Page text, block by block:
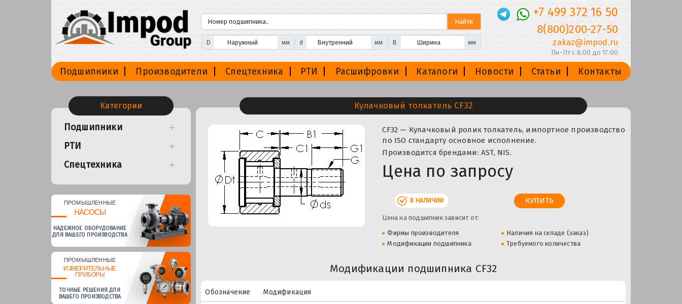
D мм d мм B мм
+7 499 372 16 50
8(800)200-27-50
zakaz@impod.ru
Пн-Пт с 8:00 до 17:00
Подшипники Производители Спецтехника РТИ Расшифровки Каталоги Новости Статьи Контакты
Категории
Подшипники
РТИ
Спецтехника
ПРОМЫШЛЕННЫЕ
НАСОСЫ
НАДЕЖНОЕ ОБОРУДОВАНИЕ
ДЛЯ ВАШЕГО ПРОИЗВОДСТВА
ПРОМЫШЛЕННЫЕ
ИЗМЕРИТЕЛЬНЫЕ
ПРИБОРЫ
ТОЧНЫЕ РЕШЕНИЯ ДЛЯ
ВАШЕГО ПРОИЗВОДСТВА
Кулачковый толкатель CF32
CF32 — Кулачковый ролик толкатель, импортное производство
по ISO стандарту основное исполнение.
Производится брендами: AST, NIS.
Цена по запросу
В НАЛИЧИИ
Цена на подшипник зависит от:
Фирмы производителя
Наличия на складе (заказ)
Модификации подшипника
Требуемого количества
Модификации подшипника CF32
Обозначение
Модификация